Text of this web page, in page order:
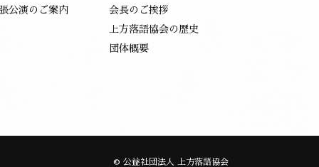
公演のご案内
会長のご挨拶
上方落語協会の歴史
団体概要
© 公益社団法人 上方落語協会